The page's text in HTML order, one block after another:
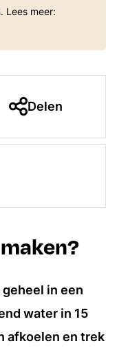
Lees meer:
Delen
in een
water in 15
afkoelen en trek